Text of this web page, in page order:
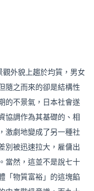
外貌上趨於均質，男女
隨之而來的卻是結構性
的不景氣，日本社會遂
協調作為其基礎的、相
激劇地變成了另一種社
別被迅速拉大，雇傭出
當然，這並不是說七十
「物質富裕」的這塊餡